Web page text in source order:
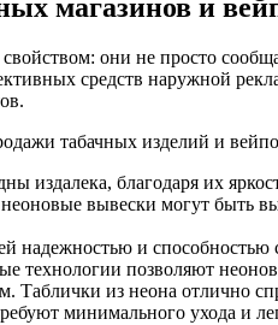
магазинов и
они не просто
средств наружной
табачных изделий и
издалека, благодаря их
вывески могут быть
надежностью и способностью
технологии позволяют
Таблички из неона отлично
минимального ухода и